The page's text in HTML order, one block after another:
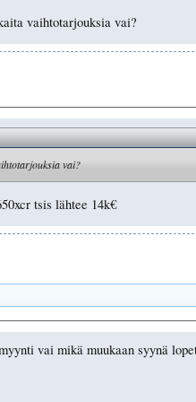
vaihtotarjouksia vai?
vai?
tsis lähtee 14k€
vai mikä muukaan syynä